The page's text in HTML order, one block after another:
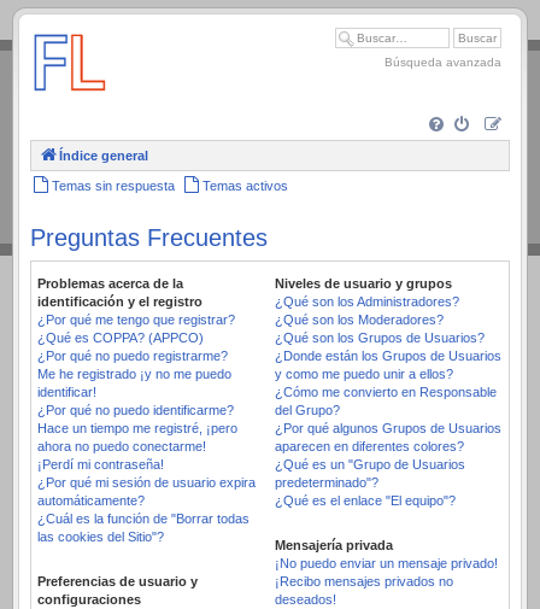
.
Búsqueda avanzada
Índice general
Temas sin respuesta Temas activos
Preguntas Frecuentes
Problemas acerca de la
identificación y el registro
¿Por qué me tengo que registrar?
¿Qué es COPPA? (APPCO)
¿Por qué no puedo registrarme?
Me he registrado ¡y no me puedo
identificar!
¿Por qué no puedo identificarme?
Hace un tiempo me registré, ¡pero
ahora no puedo conectarme!
¡Perdí mi contraseña!
¿Por qué mi sesión de usuario expira
automáticamente?
¿Cuál es la función de "Borrar todas
las cookies del Sitio"?
Preferencias de usuario y
configuraciones
Niveles de usuario y grupos
¿Qué son los Administradores?
¿Qué son los Moderadores?
¿Qué son los Grupos de Usuarios?
¿Donde están los Grupos de Usuarios
y como me puedo unir a ellos?
¿Cómo me convierto en Responsable
del Grupo?
¿Por qué algunos Grupos de Usuarios
aparecen en diferentes colores?
¿Qué es un "Grupo de Usuarios
predeterminado"?
¿Qué es el enlace "El equipo"?
Mensajería privada
¡No puedo enviar un mensaje privado!
¡Recibo mensajes privados no
deseados!